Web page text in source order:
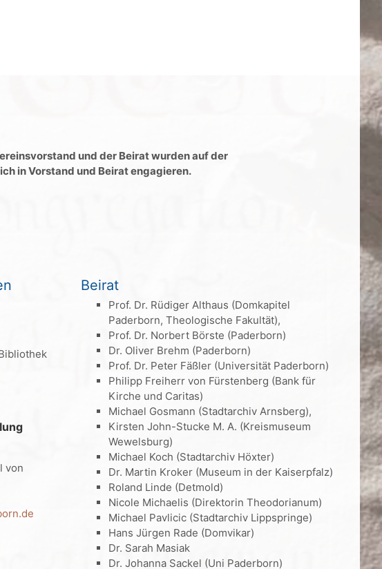
und der Beirat wurden auf der
in Vorstand und Beirat engagieren.
von
Beirat
Prof. Dr. Rüdiger Althaus (Domkapitel
Paderborn, Theologische Fakultät),
Prof. Dr. Norbert Börste (Paderborn)
Dr. Oliver Brehm (Paderborn)
Prof. Dr. Peter Fäßler (Universität Paderborn)
Philipp Freiherr von Fürstenberg (Bank für
Kirche und Caritas)
Michael Gosmann (Stadtarchiv Arnsberg),
Kirsten John-Stucke M. A. (Kreismuseum
Wewelsburg)
Michael Koch (Stadtarchiv Höxter)
Dr. Martin Kroker (Museum in der Kaiserpfalz)
Roland Linde (Detmold)
Nicole Michaelis (Direktorin Theodorianum)
Michael Pavlicic (Stadtarchiv Lippspringe)
Hans Jürgen Rade (Domvikar)
Dr. Sarah Masiak
Dr. Johanna Sackel (Uni Paderborn)